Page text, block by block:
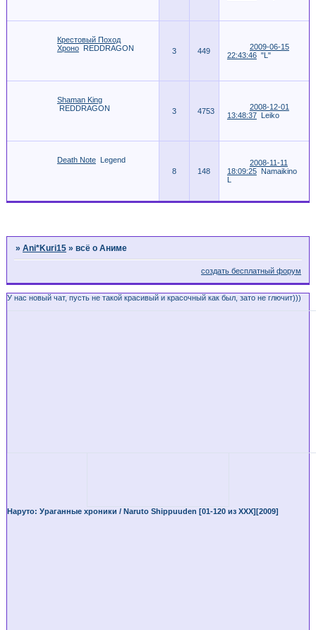
Крестовый Поход
Хроно REDDRAGON 3 449
2009-06-15
22:43:46 "L"
Shaman King
REDDRAGON
3 4753
2008-12-01
13:48:37 Leiko
Death Note Legend
8
148
2008-11-11
18:09:25 Namaikino
L
»Ani*Kuri15 »всё о Аниме
создать бесплатный форум
У нас новый чат, пусть не такой красивый и красочный как был, зато не глючит)))
Наруто: Ураганные хроники / Naruto Shippuuden [01-120 из XXX][2009]